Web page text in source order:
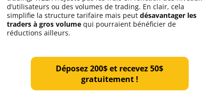
d’utilisateurs ou des volumes de trading. En clair, cela
simplifie la structure tarifaire mais peut désavantager les
traders à gros volume qui pourraient bénéficier de
réductions ailleurs.
Déposez 200$ et recevez 50$
gratuitement !